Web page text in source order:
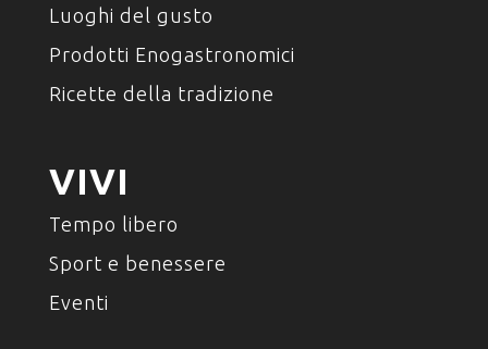
Luoghi del gusto
Prodotti Enogastronomici
Ricette della tradizione
VIVI
Tempo libero
Sport e benessere
Eventi